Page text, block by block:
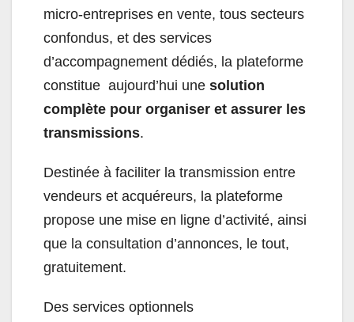
micro-entreprises en vente, tous secteurs
confondus, et des services
d’accompagnement dédiés, la plateforme
constitue aujourd’hui une solution
complète pour organiser et assurer les
transmissions.
Destinée à faciliter la transmission entre
vendeurs et acquéreurs, la plateforme
propose une mise en ligne d’activité, ainsi
que la consultation d’annonces, le tout,
gratuitement.
Des services optionnels